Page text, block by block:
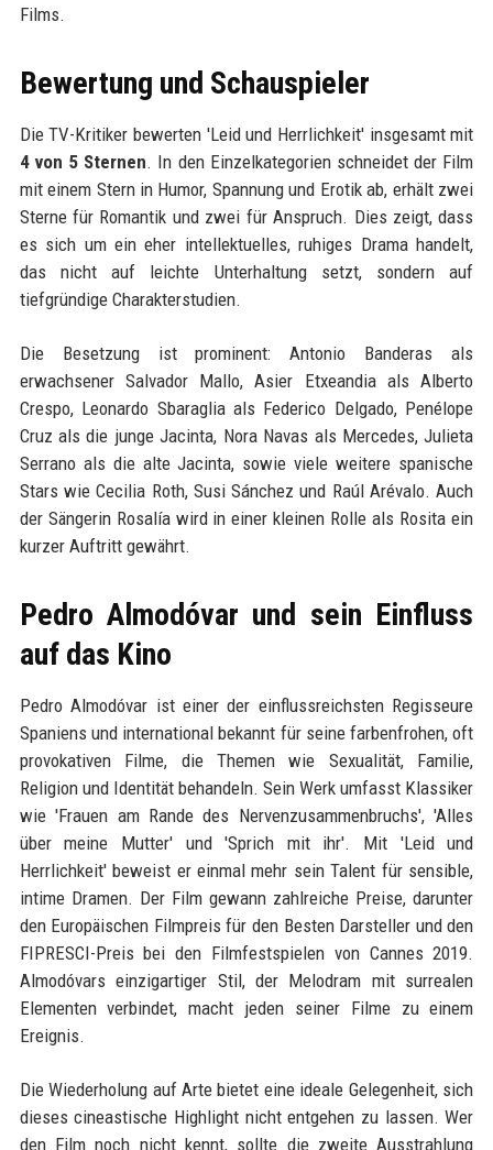
Films.
Bewertung und Schauspieler
Die TV-Kritiker bewerten 'Leid und Herrlichkeit' insgesamt mit
4 von 5 Sternen. In den Einzelkategorien schneidet der Film
mit einem Stern in Humor, Spannung und Erotik ab, erhält zwei
Sterne für Romantik und zwei für Anspruch. Dies zeigt, dass
es sich um ein eher intellektuelles, ruhiges Drama handelt,
das nicht auf leichte Unterhaltung setzt, sondern auf
tiefgründige Charakterstudien.
Die Besetzung ist prominent: Antonio Banderas als
erwachsener Salvador Mallo, Asier Etxeandia als Alberto
Crespo, Leonardo Sbaraglia als Federico Delgado, Penélope
Cruz als die junge Jacinta, Nora Navas als Mercedes, Julieta
Serrano als die alte Jacinta, sowie viele weitere spanische
Stars wie Cecilia Roth, Susi Sánchez und Raúl Arévalo. Auch
der Sängerin Rosalía wird in einer kleinen Rolle als Rosita ein
kurzer Auftritt gewährt.
Pedro Almodóvar und sein Einfluss
auf das Kino
Pedro Almodóvar ist einer der einflussreichsten Regisseure
Spaniens und international bekannt für seine farbenfrohen, oft
provokativen Filme, die Themen wie Sexualität, Familie,
Religion und Identität behandeln. Sein Werk umfasst Klassiker
wie 'Frauen am Rande des Nervenzusammenbruchs', 'Alles
über meine Mutter' und 'Sprich mit ihr'. Mit 'Leid und
Herrlichkeit' beweist er einmal mehr sein Talent für sensible,
intime Dramen. Der Film gewann zahlreiche Preise, darunter
den Europäischen Filmpreis für den Besten Darsteller und den
FIPRESCI-Preis bei den Filmfestspielen von Cannes 2019.
Almodóvars einzigartiger Stil, der Melodram mit surrealen
Elementen verbindet, macht jeden seiner Filme zu einem
Ereignis.
Die Wiederholung auf Arte bietet eine ideale Gelegenheit, sich
dieses cineastische Highlight nicht entgehen zu lassen. Wer
den Film noch nicht kennt, sollte die zweite Ausstrahlung